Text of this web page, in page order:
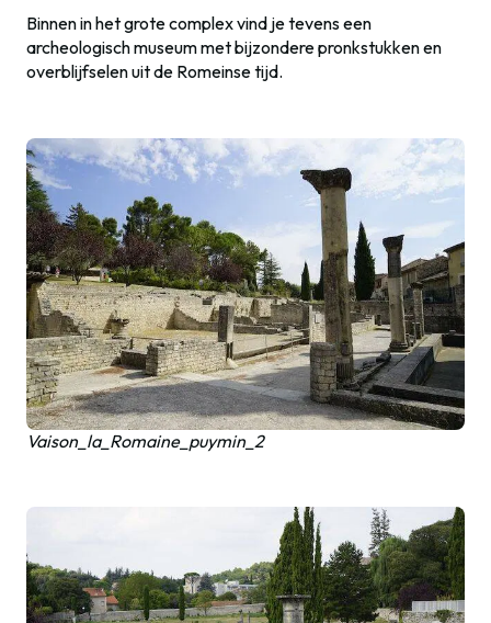
Binnen in het grote complex vind je tevens een
archeologisch museum met bijzondere pronkstukken en
overblijfselen uit de Romeinse tijd.
Vaison_la_Romaine_puymin_2